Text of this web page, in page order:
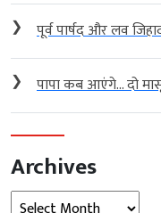
❯ पूर्व पार्षद और लव
❯ पापा कब आएंगे… दो
Archives
Archives